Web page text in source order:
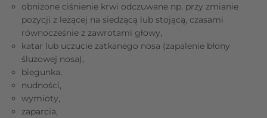
obniżone ciśnienie krwi odczuwane np. przy zmianie
pozycji z leżącej na siedzącą lub stojącą, czasami
równocześnie z zawrotami głowy,
katar lub uczucie zatkanego nosa (zapalenie błony
śluzowej nosa),
biegunka,
nudności,
wymioty,
zaparcia,